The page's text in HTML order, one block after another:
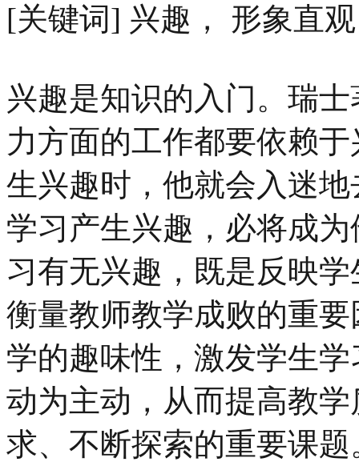
[关键词] 兴趣， 形象直
兴趣是知识的入门。瑞
力方面的工作都要依赖
生兴趣时，他就会入迷
学习产生兴趣，必将成
习有无兴趣，既是反映
衡量教师教学成败的重
学的趣味性，激发学生
动为主动，从而提高教
求、不断探索的重要课